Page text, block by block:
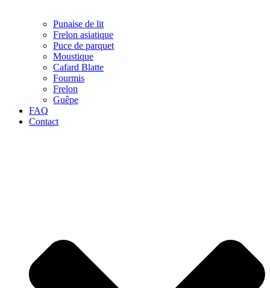
Punaise de lit
Frelon asiatique
Puce de parquet
Moustique
Cafard Blatte
Fourmis
Frelon
Guêpe
FAQ
Contact